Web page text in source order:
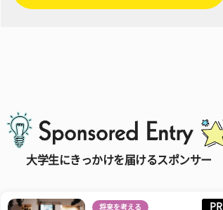
大学生にきっかけを届けるスポンサー
将来を考える PR